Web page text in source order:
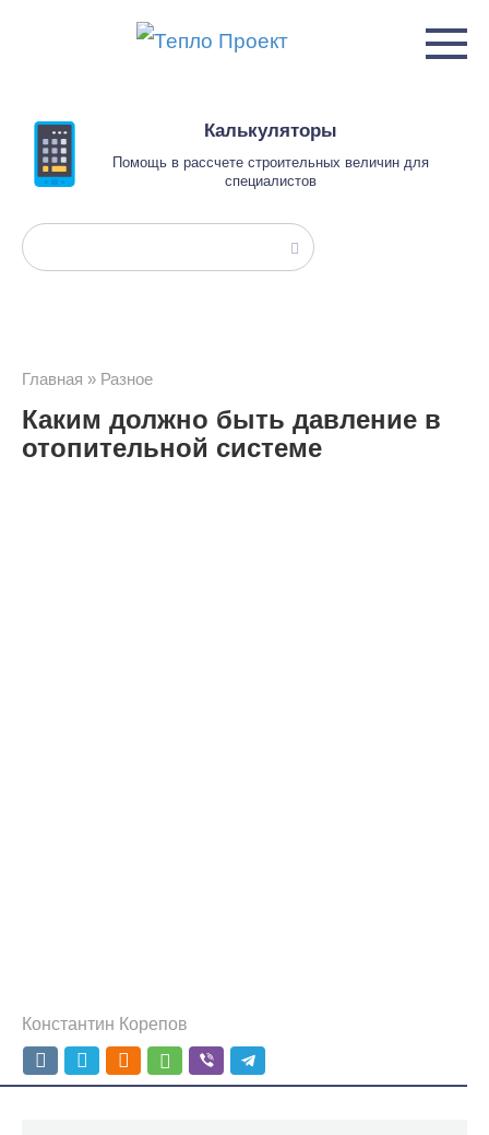
Калькуляторы
Помощь в рассчете строительных величин для
специалистов
Поиск:
Главная » Разное
Каким должно быть давление в
отопительной системе
Константин Корепов